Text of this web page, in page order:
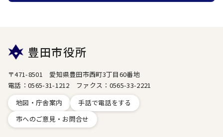
豊田市役所
〒471-8501 愛知県豊田市西町3丁目60番地
電話：0565-31-1212 ファクス：0565-33-2221
地図・庁舎案内
手話で電話をする
市へのご意見・お問合せ